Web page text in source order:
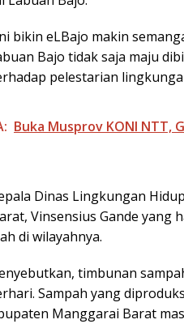
bikin eLBajo makin
Bajo tidak saja maju
pelestarian
Buka Musprov KONI NTT,
Dinas Lingkungan
Vinsensius Gande yang
di wilayahnya.
timbunan
Sampah yang
Manggarai Barat